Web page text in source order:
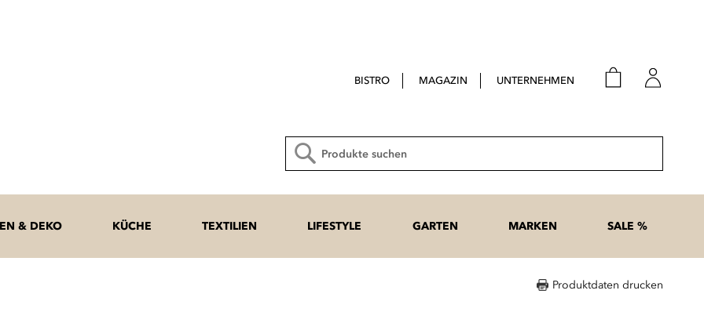
BISTRO MAGAZIN UNTERNEHMEN
Suche
& DEKO KÜCHE TEXTILIEN LIFESTYLE GARTEN MARKEN SALE %
Produktdaten drucken